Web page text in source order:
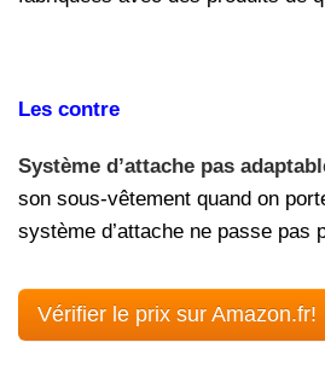
Les contre
Système d’attache pas
son sous-vêtement quand on
système d’attache ne passe pas
Vérifier le prix sur Amazon.fr!